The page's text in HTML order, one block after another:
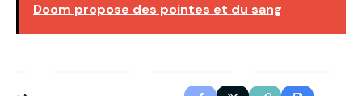
Doom propose des pointes et du sang